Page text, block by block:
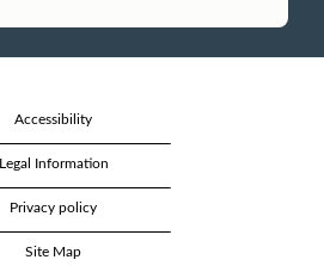
Accessibility
Legal Information
Privacy policy
Site Map